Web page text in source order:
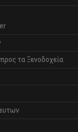
τα Ξενοδοχεία